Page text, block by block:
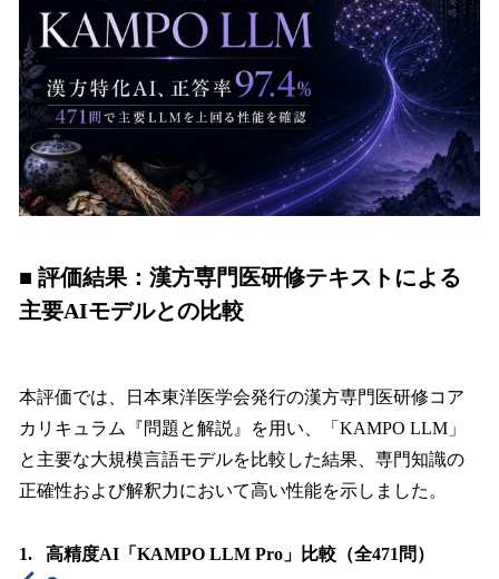
■ 評価結果：漢方専門医研修テキストによる
主要AIモデルとの比較
本評価では、日本東洋医学会発行の漢方専門医研修コア
カリキュラム『問題と解説』を用い、「KAMPO LLM」
と主要な大規模言語モデルを比較した結果、専門知識の
正確性および解釈力において高い性能を示しました。
1. 高精度AI「KAMPO LLM Pro」比較（全471問）